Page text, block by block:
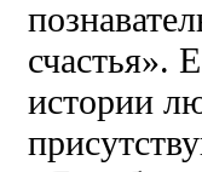
счастья».
истории